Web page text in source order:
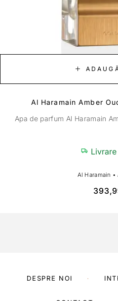
Al Haramain Amber
Apa de parfum Al Haramain
Al Haramain •
DESPRE NOI